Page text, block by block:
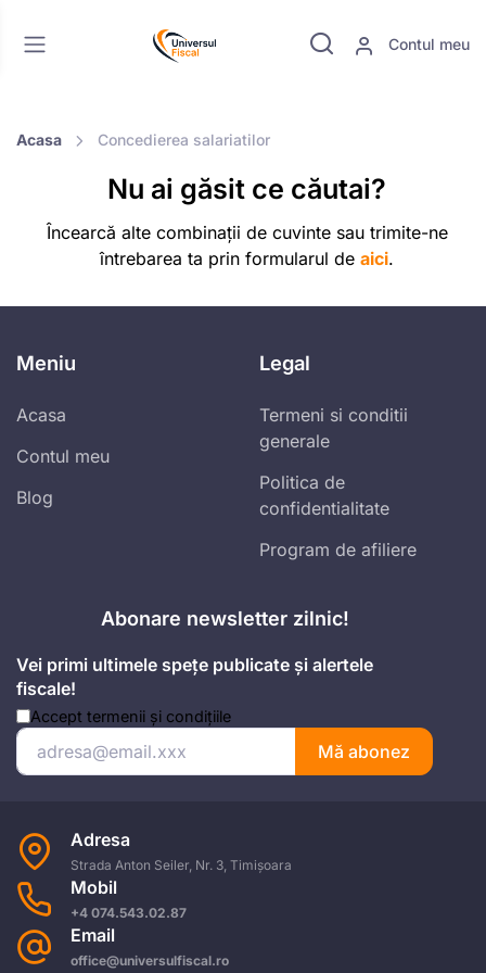
Contul meu
Acasa Concedierea salariatilor
Nu ai găsit ce căutai?
Încearcă alte combinații de cuvinte sau trimite-ne
întrebarea ta prin formularul de aici.
Meniu
Acasa
Contul meu
Blog
Legal
Termeni si conditii
generale
Politica de
confidentialitate
Program de afiliere
Abonare newsletter zilnic!
Vei primi ultimele spețe publicate și alertele
fiscale!
Accept termenii și condițiile
Mă abonez
Adresa
Strada Anton Seiler, Nr. 3, Timișoara
Mobil
+4 074.543.02.87
Email
office@universulfiscal.ro